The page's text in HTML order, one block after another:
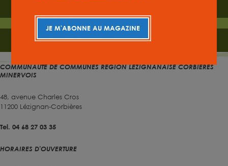
FEUILLETER
COMMUNAUTÉ DE COMMUNES RÉGION LÉZIGNANAISE CORBIÈRES
MINERVOIS
48, avenue Charles Cros
11200 Lézignan-Corbières
Tel. 04 68 27 03 35
HORAIRES D'OUVERTURE
JE M'ABONNE AU MAGAZINE